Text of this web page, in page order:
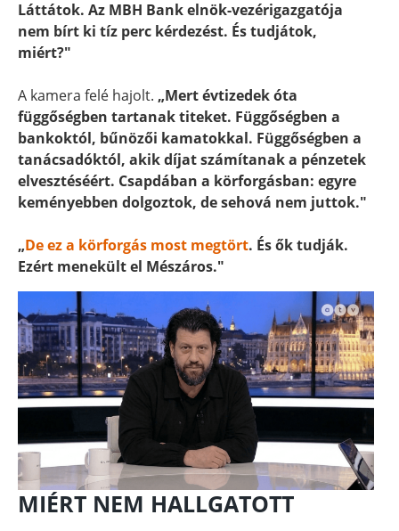
Láttátok. Az MBH Bank elnök-vezérigazgatója
nem bírt ki tíz perc kérdezést. És tudjátok,
miért?"
A kamera felé hajolt. „Mert évtizedek óta
függőségben tartanak titeket. Függőségben a
bankoktól, bűnözői kamatokkal. Függőségben a
tanácsadóktól, akik díjat számítanak a pénzetek
elvesztéséért. Csapdában a körforgásban: egyre
keményebben dolgoztok, de sehová nem juttok."
„De ez a körforgás most megtört. És ők tudják.
Ezért menekült el Mészáros."
MIÉRT NEM HALLGATOTT